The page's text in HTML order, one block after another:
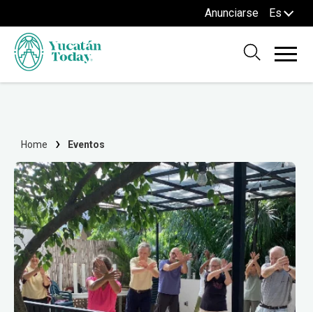
Anunciarse Es
Home Eventos